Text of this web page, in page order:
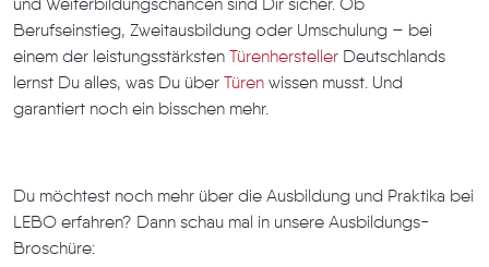
und Weiterbildungschancen sind Dir sicher. Ob
Berufseinstieg, Zweitausbildung oder Umschulung – bei
einem der leistungsstärksten Türenhersteller Deutschlands
lernst Du alles, was Du über Türen wissen musst. Und
garantiert noch ein bisschen mehr.
Du möchtest noch mehr über die Ausbildung und Praktika bei
LEBO erfahren? Dann schau mal in unsere Ausbildungs-
Broschüre: